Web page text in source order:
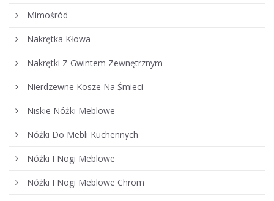
Mimośród
Nakrętka Kłowa
Nakrętki Z Gwintem Zewnętrznym
Nierdzewne Kosze Na Śmieci
Niskie Nóżki Meblowe
Nóżki Do Mebli Kuchennych
Nóżki I Nogi Meblowe
Nóżki I Nogi Meblowe Chrom